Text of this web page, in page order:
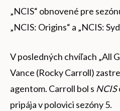
„NCIS“ obnovené pre
„NCIS: Origins“ a „NCIS:
V posledných chvíľach „All
Vance (Rocky Carroll)
agentom. Carroll bol s NCIS
pripája v polovici sezóny 5.